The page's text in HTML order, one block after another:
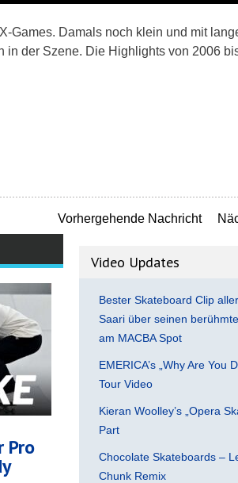
Games. Damals noch klein und mit
in der Szene. Die Highlights von 2006
Vorhergehende Nachricht
Pro
Video Updates
Bester Skateboard Clip
Saari über seinen
am MACBA Spot
EMERICA’s „Why Are You
Tour Video
Kieran Woolley’s „Opera
Part
Chocolate Skateboards –
Chunk Remix